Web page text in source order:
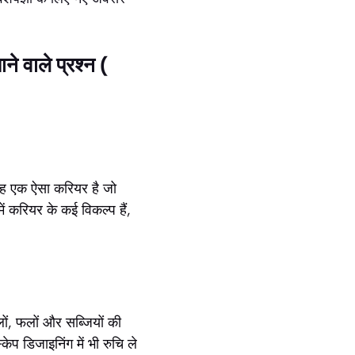
वाले प्रश्न (
एक ऐसा करियर है जो
करियर के कई विकल्प हैं,
फलों और सब्जियों की
डिजाइनिंग में भी रुचि ले